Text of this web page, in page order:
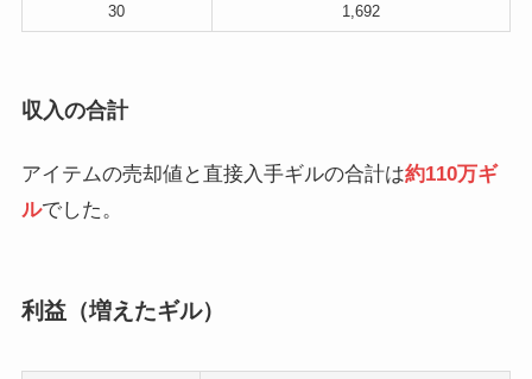
30 1,692
収入の合計
アイテムの売却値と直接入手ギルの合計は約110万ギ
ルでした。
利益（増えたギル）